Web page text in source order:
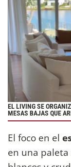
EL LIVING SE
MESAS BAJAS QUE
El foco en el
en una